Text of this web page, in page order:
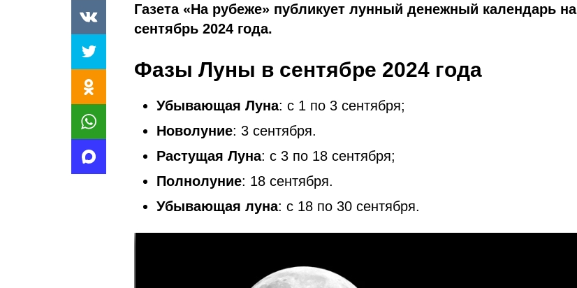
Газета «На рубеже» публикует лунный денежный календарь на
сентябрь 2024 года.
Фазы Луны в сентябре 2024 года
Убывающая Луна: с 1 по 3 сентября;
Новолуние: 3 сентября.
Растущая Луна: с 3 по 18 сентября;
Полнолуние: 18 сентября.
Убывающая луна: с 18 по 30 сентября.